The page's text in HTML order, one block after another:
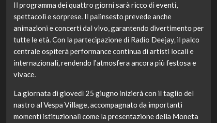
Il programma dei quattro giorni sarà ricco di eventi,
spettacoli e sorprese. Il palinsesto prevede anche
animazioni e concerti dal vivo, garantendo divertimento per
tutte le età. Con la partecipazione di Radio Deejay, il palco
centrale ospiterà performance continua di artisti locali e
internazionali, rendendo l’atmosfera ancora più festosa e
vivace.
La giornata di giovedì 25 giugno inizierà con il taglio del
nastro al Vespa Village, accompagnato da importanti
momenti istituzionali come la presentazione della Moneta